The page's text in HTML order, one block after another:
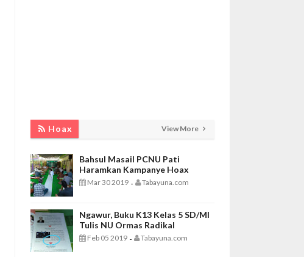
Hoax View More
Bahsul Masail PCNU Pati
Haramkan Kampanye Hoax
Mar 30 2019 - Tabayuna.com
Ngawur, Buku K13 Kelas 5 SD/MI
Tulis NU Ormas Radikal
Feb 05 2019 - Tabayuna.com